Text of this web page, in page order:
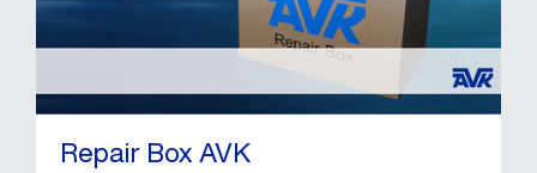
Repair Box AVK